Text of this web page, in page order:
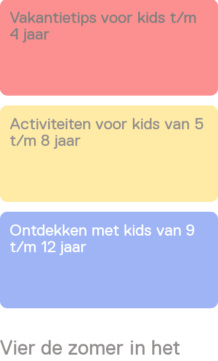
Vakantietips voor kids t/m
4 jaar
Activiteiten voor kids van 5
t/m 8 jaar
Ontdekken met kids van 9
t/m 12 jaar
Vier de zomer in het